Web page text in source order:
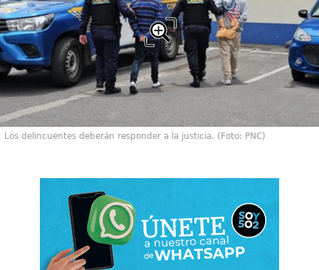
Los delincuentes deberán responder a la justicia. (Foto: PNC)